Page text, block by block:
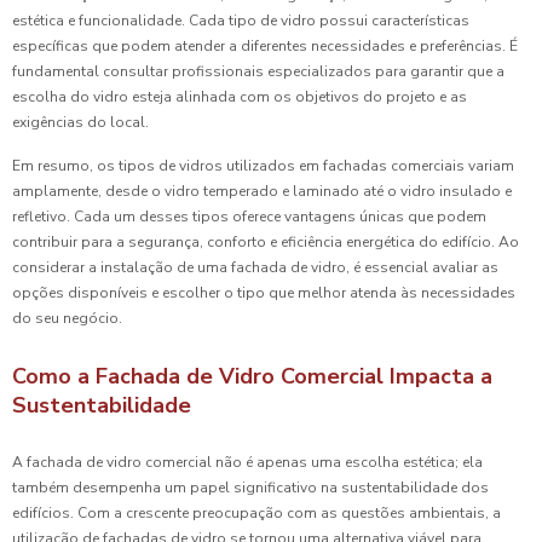
estética e funcionalidade. Cada tipo de vidro possui características
específicas que podem atender a diferentes necessidades e preferências. É
fundamental consultar profissionais especializados para garantir que a
escolha do vidro esteja alinhada com os objetivos do projeto e as
exigências do local.
Em resumo, os tipos de vidros utilizados em fachadas comerciais variam
amplamente, desde o vidro temperado e laminado até o vidro insulado e
refletivo. Cada um desses tipos oferece vantagens únicas que podem
contribuir para a segurança, conforto e eficiência energética do edifício. Ao
considerar a instalação de uma fachada de vidro, é essencial avaliar as
opções disponíveis e escolher o tipo que melhor atenda às necessidades
do seu negócio.
Como a Fachada de Vidro Comercial Impacta a
Sustentabilidade
A fachada de vidro comercial não é apenas uma escolha estética; ela
também desempenha um papel significativo na sustentabilidade dos
edifícios. Com a crescente preocupação com as questões ambientais, a
utilização de fachadas de vidro se tornou uma alternativa viável para